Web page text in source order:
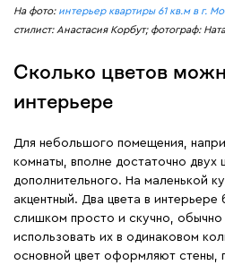
На фото: интерьер квартиры 61 кв.м в г.
стилист: Анастасия Корбут; фотограф:
Сколько цветов
интерьере
Для небольшого помещения,
комнаты, вполне достаточно двух
дополнительного. На маленькой
акцентный. Два цвета в
слишком просто и скучно,
использовать их в одинаковом
основной цвет оформляют стены,